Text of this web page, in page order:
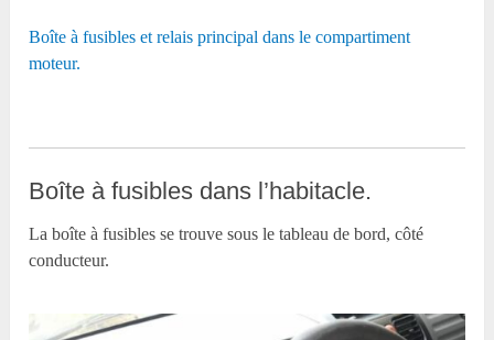
Boîte à fusibles et relais principal dans le compartiment
moteur.
Boîte à fusibles dans l’habitacle.
La boîte à fusibles se trouve sous le tableau de bord, côté
conducteur.